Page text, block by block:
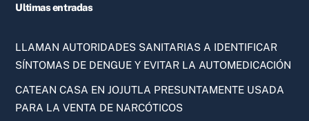
Ultimas entradas
LLAMAN AUTORIDADES SANITARIAS A IDENTIFICAR
SÍNTOMAS DE DENGUE Y EVITAR LA AUTOMEDICACIÓN
CATEAN CASA EN JOJUTLA PRESUNTAMENTE USADA
PARA LA VENTA DE NARCÓTICOS